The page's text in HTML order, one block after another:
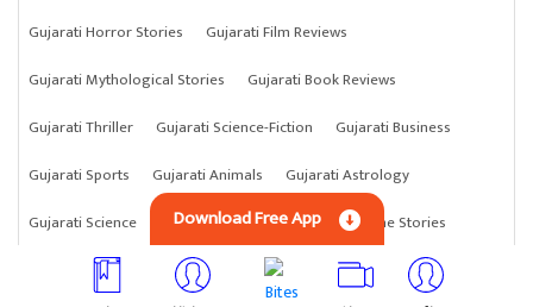
Gujarati Horror Stories
Gujarati Film Reviews
Gujarati Mythological Stories
Gujarati Book Reviews
Gujarati Thriller
Gujarati Science-Fiction
Gujarati Business
Gujarati Sports
Gujarati Animals
Gujarati Astrology
Gujarati Science
Gujarati Anything Gujarati Crime Stories
Download Free App